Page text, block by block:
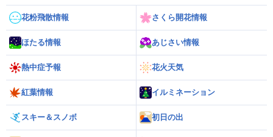
花粉飛散情報 さくら開花情報
ほたる情報 あじさい情報
熱中症予報 花火天気
紅葉情報 イルミネーション
スキー＆スノボ 初日の出